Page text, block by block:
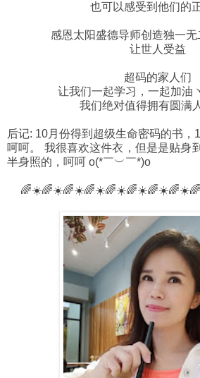
也可以感受到他们的
感恩太阳盛德导师创造独一
让世人受益
超码的家人们
让我们一起学习，一起加油
我们绝对值得拥有圆满
后记: 10月份得到超级生命密码的书，
呵呵。 我很喜欢这件衣，但是是贴身
半身照的，呵呵 o(*￣︶￣*)o